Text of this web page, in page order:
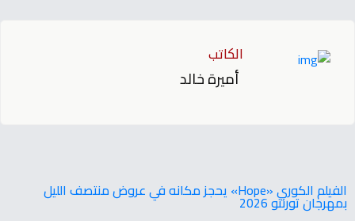
الكاتب
أميرة خالد
‬بمهرجان‭ ‬تورنتو ‭ ‬2026